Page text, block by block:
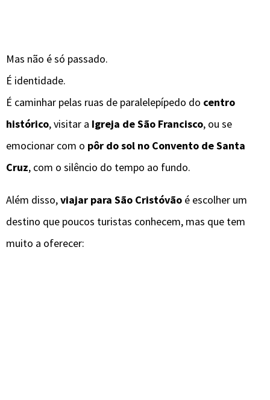
Mas não é só passado.
É identidade.
É caminhar pelas ruas de paralelepípedo do centro
histórico, visitar a Igreja de São Francisco, ou se
emocionar com o pôr do sol no Convento de Santa
Cruz, com o silêncio do tempo ao fundo.
Além disso,viajar para São Cristóvão é escolher um
destino que poucos turistas conhecem, mas que tem
muito a oferecer: